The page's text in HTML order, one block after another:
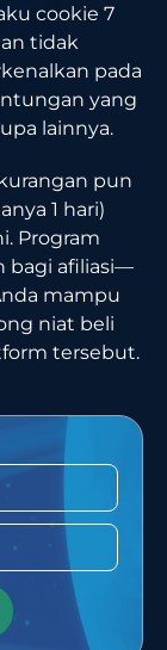
cookie 7
tidak
pada
yang
lainnya.
pun
1 hari)
Program
bagi afiliasi—
mampu
niat beli
tersebut.